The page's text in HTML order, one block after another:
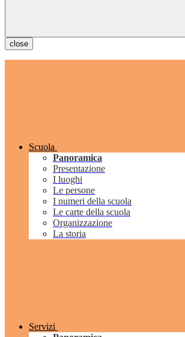
close
Scuola
Panoramica
Presentazione
I luoghi
Le persone
I numeri della scuola
Le carte della scuola
Organizzazione
La storia
Servizi